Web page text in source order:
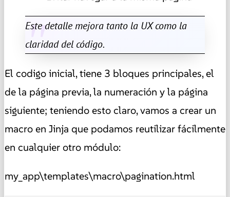
Este detalle mejora tanto la UX como la
claridad del código.
El codigo inicial, tiene 3 bloques principales, el
de la página previa, la numeración y la página
siguiente; teniendo esto claro, vamos a crear un
macro en Jinja que podamos reutilizar fácilmente
en cualquier otro módulo:
my_app\templates\macro\pagination.html